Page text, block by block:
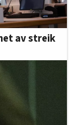
av streik